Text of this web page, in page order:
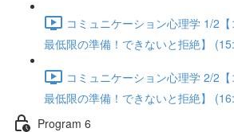
コミュニケーション心理学 1/2
最低限の準備！できないと拒絶】
コミュニケーション心理学 2/2
最低限の準備！できないと拒絶】
Program 6